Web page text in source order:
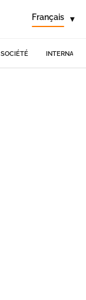
Français ▾
SOCIÉTÉ